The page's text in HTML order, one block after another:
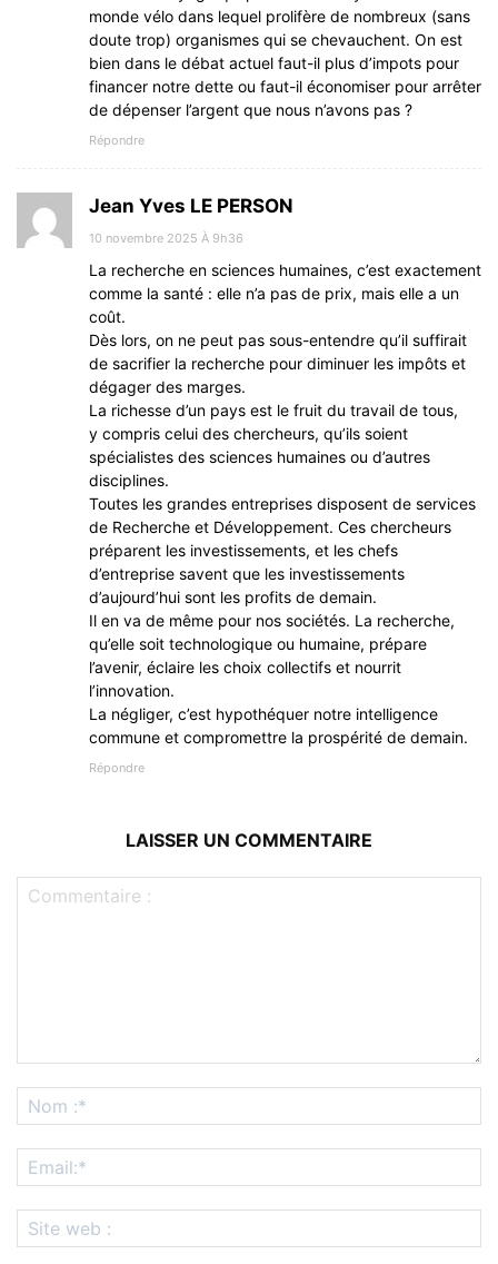
monde vélo dans lequel prolifère de nombreux (sans
doute trop) organismes qui se chevauchent. On est
bien dans le débat actuel faut-il plus d’impots pour
financer notre dette ou faut-il économiser pour arrêter
de dépenser l’argent que nous n’avons pas ?
Répondre
Jean Yves LE PERSON
10 novembre 2025 À 9h36
La recherche en sciences humaines, c’est exactement
comme la santé : elle n’a pas de prix, mais elle a un
coût.
Dès lors, on ne peut pas sous-entendre qu’il suffirait
de sacrifier la recherche pour diminuer les impôts et
dégager des marges.
La richesse d’un pays est le fruit du travail de tous,
y compris celui des chercheurs, qu’ils soient
spécialistes des sciences humaines ou d’autres
disciplines.
Toutes les grandes entreprises disposent de services
de Recherche et Développement. Ces chercheurs
préparent les investissements, et les chefs
d’entreprise savent que les investissements
d’aujourd’hui sont les profits de demain.
Il en va de même pour nos sociétés. La recherche,
qu’elle soit technologique ou humaine, prépare
l’avenir, éclaire les choix collectifs et nourrit
l’innovation.
La négliger, c’est hypothéquer notre intelligence
commune et compromettre la prospérité de demain.
Répondre
LAISSER UN COMMENTAIRE